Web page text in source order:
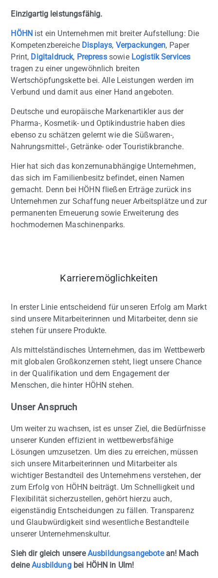
Einzigartig leistungsfähig.
HÖHN ist ein Unternehmen mit breiter Aufstellung: Die
Kompetenzbereiche Displays, Verpackungen, Paper
Print, Digitaldruck, Prepresssowie Logistik Services
tragen zu einer ungewöhnlich breiten
Wertschöpfungskette bei. Alle Leistungen werden im
Verbund und damit aus einer Hand angeboten.
Deutsche und europäische Markenartikler aus der
Pharma-, Kosmetik- und Optikindustrie haben dies
ebenso zu schätzen gelernt wie die Süßwaren-,
Nahrungsmittel-, Getränke- oder Touristikbranche.
Hier hat sich das konzernunabhängige Unternehmen,
das sich im Familienbesitz befindet, einen Namen
gemacht. Denn bei HÖHN fließen Erträge zurück ins
Unternehmen zur Schaffung neuer Arbeitsplätze und zur
permanenten Erneuerung sowie Erweiterung des
hochmodernen Maschinenparks.
Karrieremöglichkeiten
In erster Linie entscheidend für unseren Erfolg am Markt
sind unsere Mitarbeiterinnen und Mitarbeiter, denn sie
stehen für unsere Produkte.
Als mittelständisches Unternehmen, das im Wettbewerb
mit globalen Großkonzernen steht, liegt unsere Chance
in der Qualifikation und dem Engagement der
Menschen, die hinter HÖHN stehen.
Unser Anspruch
Um weiter zu wachsen, ist es unser Ziel, die Bedürfnisse
unserer Kunden effizient in wettbewerbsfähige
Lösungen umzusetzen. Um dies zu erreichen, müssen
sich unsere Mitarbeiterinnen und Mitarbeiter als
wichtiger Bestandteil des Unternehmens verstehen, der
zum Erfolg von HÖHN beiträgt. Um Schnelligkeit und
Flexibilität sicherzustellen, gehört hierzu auch,
eigenständig Entscheidungen zu fällen. Transparenz
und Glaubwürdigkeit sind wesentliche Bestandteile
unserer Unternehmenskultur.
Sieh dir gleich unsereAusbildungsangebotean! Mach
deineAusbildungbei HÖHN in Ulm!